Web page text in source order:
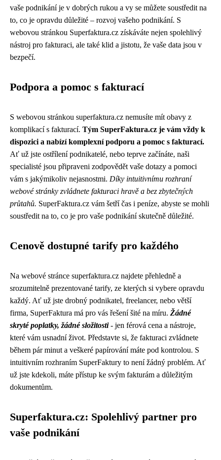
vaše podnikání je v dobrých rukou a vy se můžete soustředit na
to, co je opravdu důležité – rozvoj vašeho podnikání. S
webovou stránkou Superfaktura.cz získáváte nejen spolehlivý
nástroj pro fakturaci, ale také klid a jistotu, že vaše data jsou v
bezpečí.
Podpora a pomoc s fakturací
S webovou stránkou superfaktura.cz nemusíte mít obavy z
komplikací s fakturací. Tým SuperFaktura.cz je vám vždy k
dispozici a nabízí komplexní podporu a pomoc s fakturací.
Ať už jste ostřílení podnikatelé, nebo teprve začínáte, naši
specialisté jsou připraveni zodpovědět vaše dotazy a pomoci
vám s jakýmikoliv nejasnostmi. Díky intuitivnímu rozhraní
webové stránky zvládnete fakturaci hravě a bez zbytečných
průtahů. SuperFaktura.cz vám šetří čas i peníze, abyste se mohli
soustředit na to, co je pro vaše podnikání skutečně důležité.
Cenově dostupné tarify pro každého
Na webové stránce superfaktura.cz najdete přehledně a
srozumitelně prezentované tarify, ze kterých si vybere opravdu
každý. Ať už jste drobný podnikatel, freelancer, nebo větší
firma, SuperFaktura má pro vás řešení šité na míru. Žádné
skryté poplatky, žádné složitosti- jen férová cena a nástroje,
které vám usnadní život. Představte si, že fakturaci zvládnete
během pár minut a veškeré papírování máte pod kontrolou. S
intuitivním rozhraním SuperFaktury to není žádný problém. Ať
už jste kdekoli, máte přístup ke svým fakturám a důležitým
dokumentům.
Superfaktura.cz: Spolehlivý partner pro
vaše podnikání